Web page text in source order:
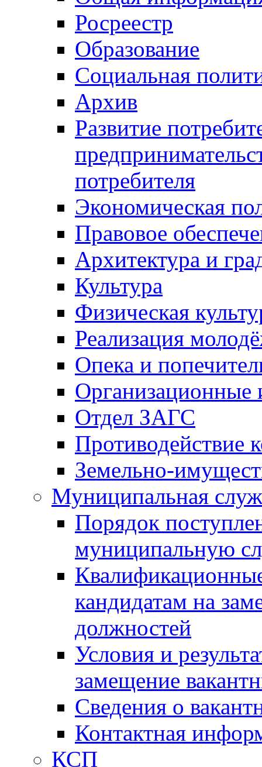
Росреестр
Образование
Социальная
Архив
Развитие
потребителя
Экономическая
Правовое
Архитектура и
Культура
Физическая
Реализация
Опека и
Отдел ЗАГС
Противодействие
Земельно-
Муниципальная
Порядок
муниципальную
кандидатам на
должностей
Условия и
замещение
Сведения о
Контактная
КСП